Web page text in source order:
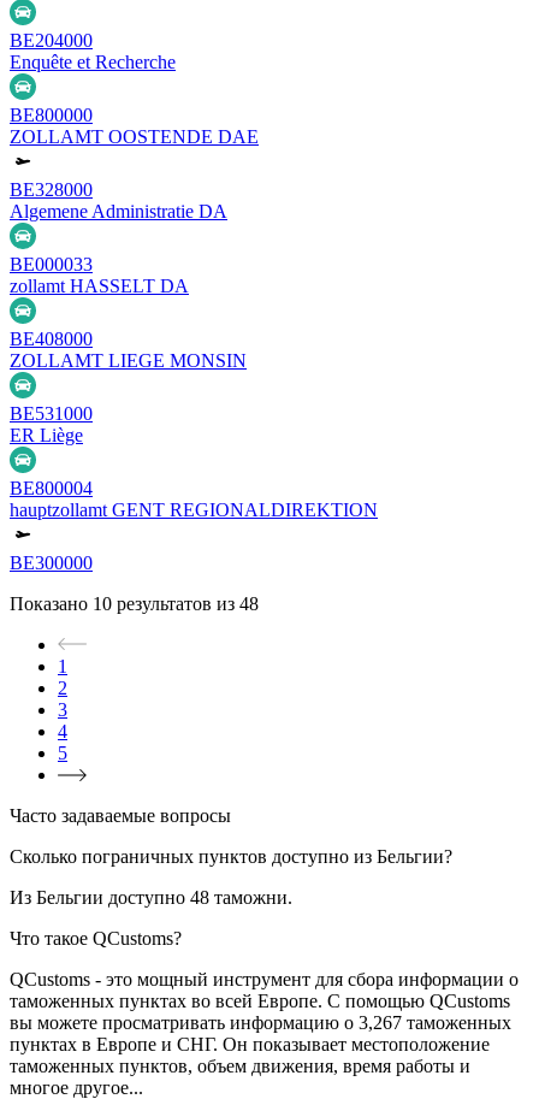
BE204000
Enquête et Recherche
BE800000
ZOLLAMT OOSTENDE DAE
BE328000
Algemene Administratie DA
BE000033
zollamt HASSELT DA
BE408000
ZOLLAMT LIEGE MONSIN
BE531000
ER Liège
BE800004
hauptzollamt GENT REGIONALDIREKTION
BE300000
Показано 10 результатов из 48
1
2
3
4
5
Часто задаваемые вопросы
Сколько пограничных пунктов доступно из Бельгии?
Из Бельгии доступно 48 таможни.
Что такое QCustoms?
QCustoms - это мощный инструмент для сбора информации о
таможенных пунктах во всей Европе. С помощью QCustoms
вы можете просматривать информацию о 3,267 таможенных
пунктах в Европе и СНГ. Он показывает местоположение
таможенных пунктов, объем движения, время работы и
многое другое...